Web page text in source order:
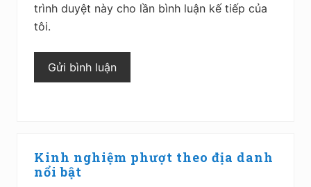
trình duyệt này cho lần bình luận kế tiếp của
tôi.
Sidebar
chính
Kinh nghiệm phượt theo địa danh
nổi bật